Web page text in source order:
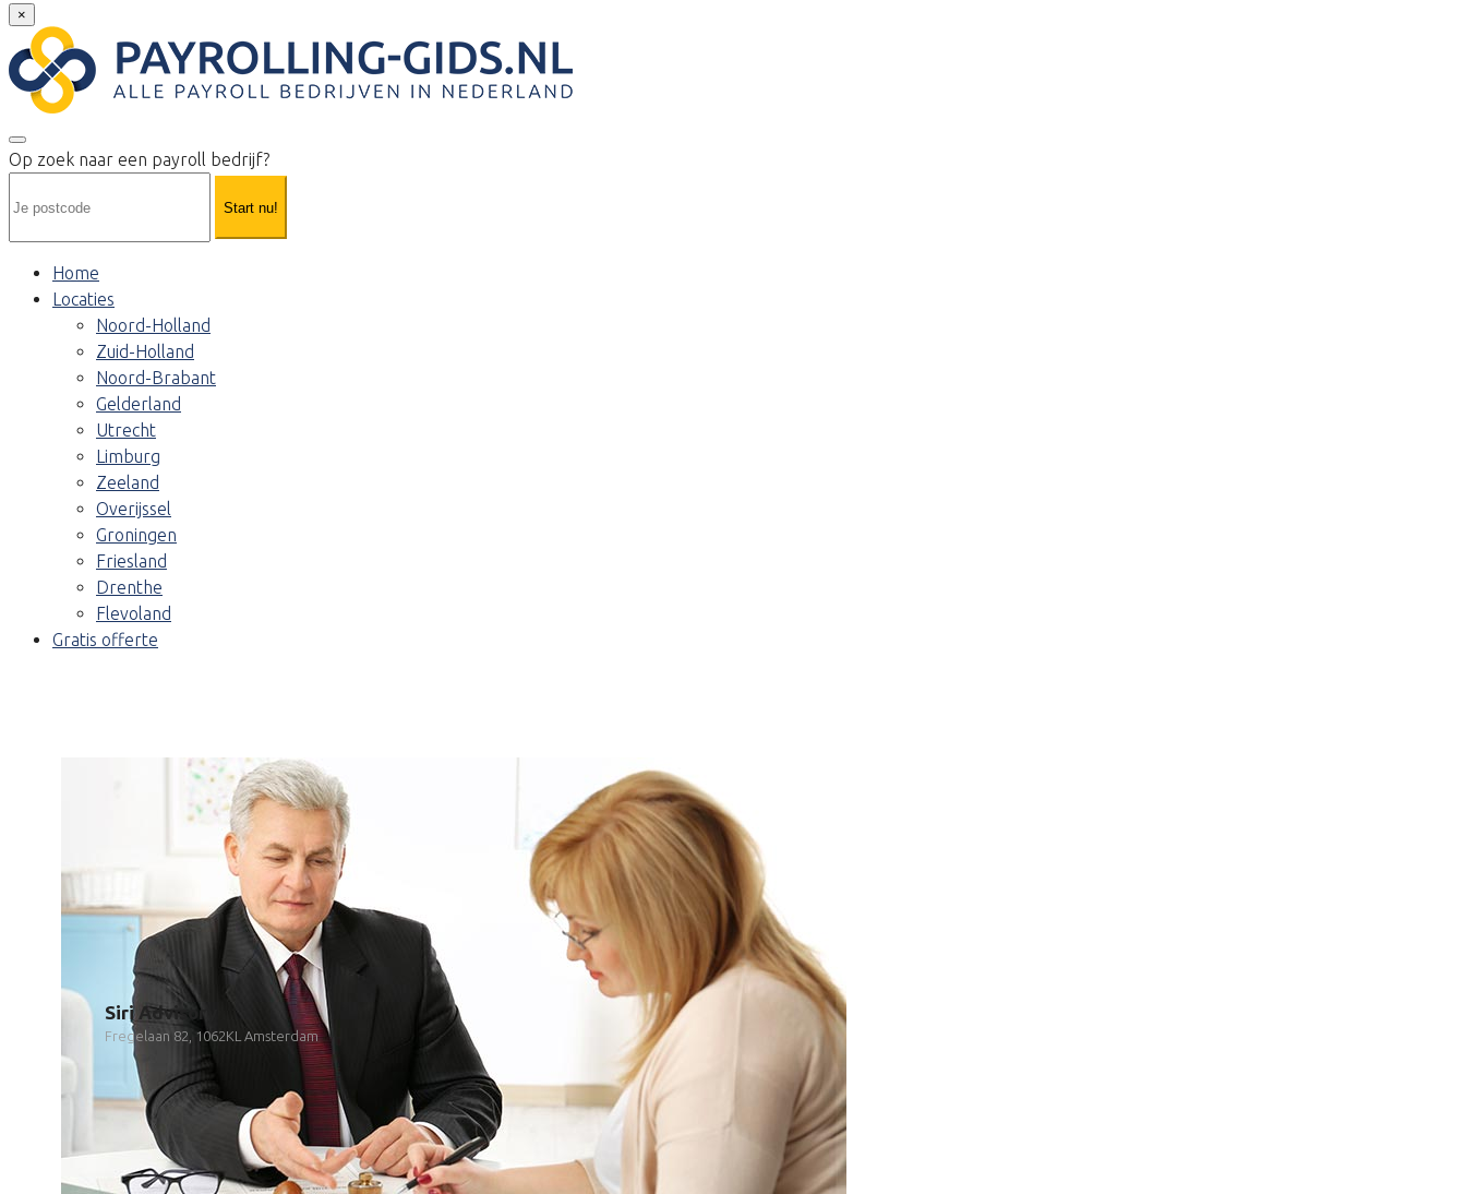
×
Op zoek naar een payroll bedrijf?
Start nu!
Home
Locaties
Noord-Holland
Zuid-Holland
Noord-Brabant
Gelderland
Utrecht
Limburg
Zeeland
Overijssel
Groningen
Friesland
Drenthe
Flevoland
Gratis offerte
Siri Advisory
Fregelaan 82, 1062KL Amsterdam